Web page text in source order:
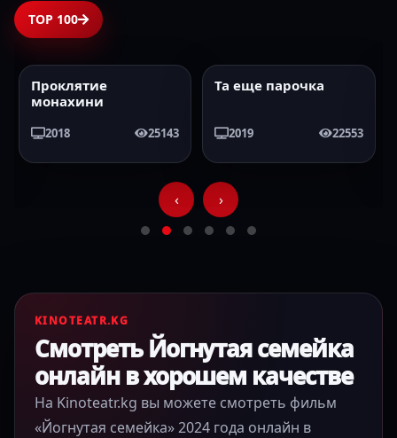
TOP 100
2018
Проклятие
монахини
2018 25143
2019 HD
Та еще парочка
2019 22553
‹ ›
KINOTEATR.KG
Смотреть Йогнутая семейка
онлайн в хорошем качестве
На Kinoteatr.kg вы можете смотреть фильм
«Йогнутая семейка» 2024 года онлайн в